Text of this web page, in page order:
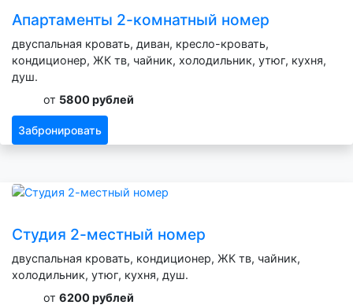
Апартаменты 2-комнатный номер
двуспальная кровать, диван, кресло-кровать,
кондиционер, ЖК тв, чайник, холодильник, утюг, кухня,
душ.
от 5800 рублей
Забронировать
Студия 2-местный номер
двуспальная кровать, кондиционер, ЖК тв, чайник,
холодильник, утюг, кухня, душ.
от 6200 рублей